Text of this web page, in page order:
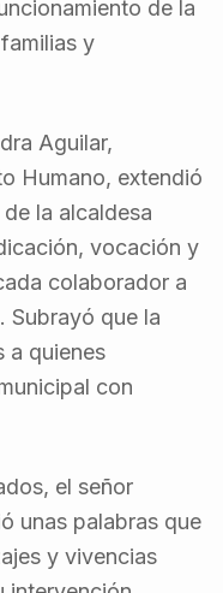
de la
y
Aguilar,
Humano, extendió
la alcaldesa
vocación y
colaborador a
Subrayó que la
a quienes
con
el señor
unas palabras que
y vivencias